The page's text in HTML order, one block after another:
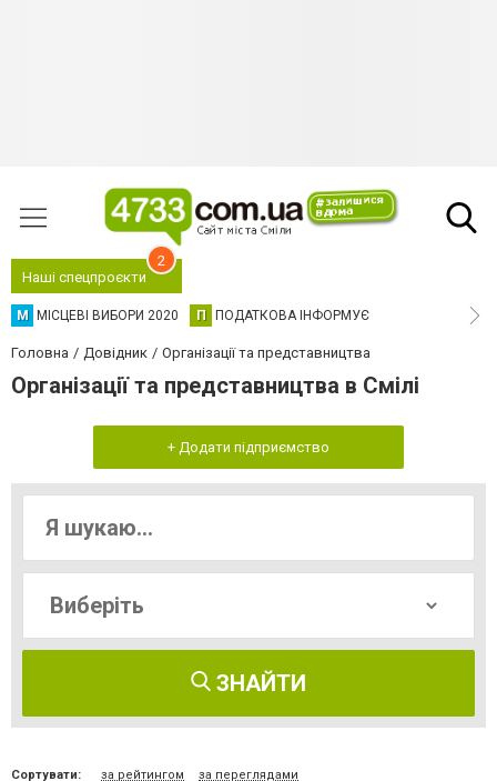
Наші спецпроєкти
2
М МІСЦЕВІ ВИБОРИ 2020 П ПОДАТКОВА ІНФОРМУЄ
Головна Довідник Організації та представництва
Організації та представництва в Смілі
+ Додати підприємство
ЗНАЙТИ
Сортувати: за рейтингом за переглядами